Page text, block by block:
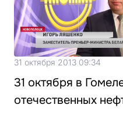
31 октября 2013 09:34
31 октября в
отечественных